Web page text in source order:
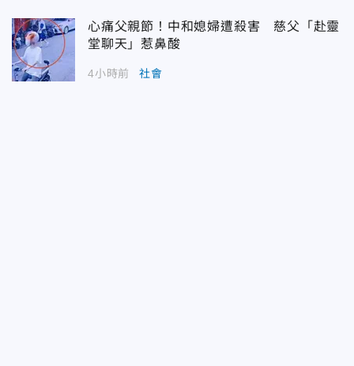
心痛父親節！中和媳婦遭殺害 慈父「赴靈
堂聊天」惹鼻酸
4小時前 社會